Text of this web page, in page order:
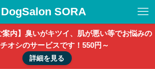
DogSalon SORA
案内】臭いがキツイ、肌が悪い等でお悩みの
オシのサービスです！550円～
詳細を見る